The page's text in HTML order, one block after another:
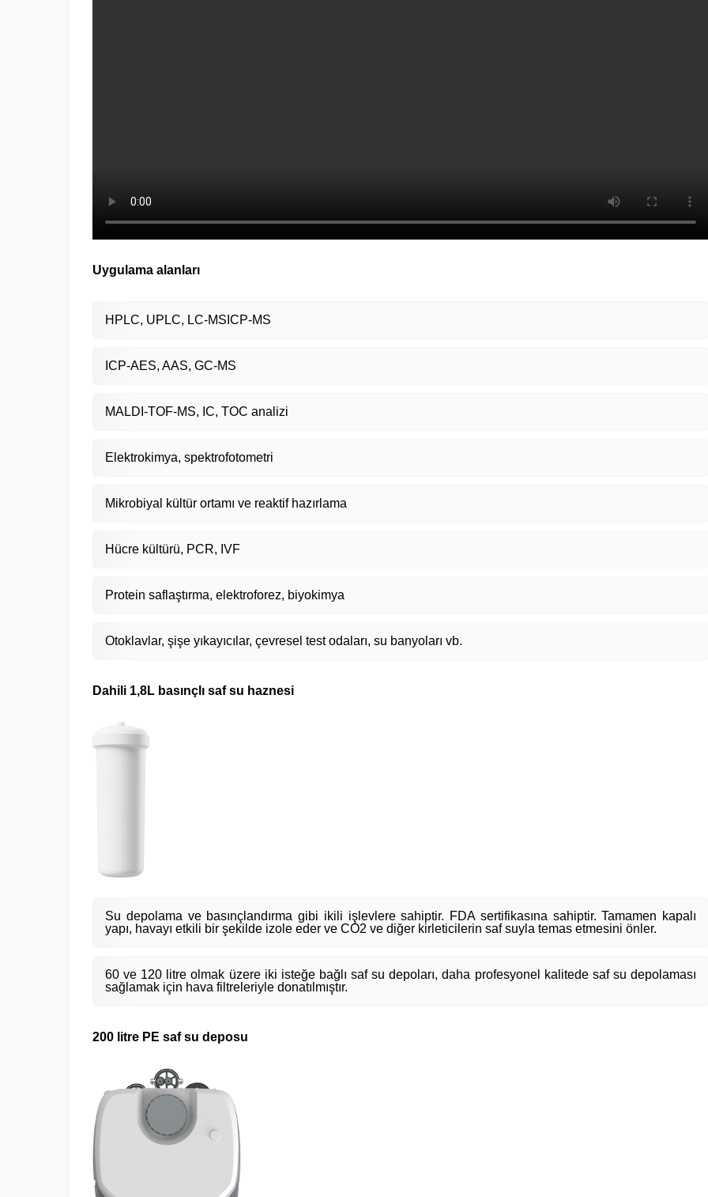
Uygulama alanları
HPLC, UPLC, LC-MSICP-MS
ICP-AES, AAS, GC-MS
MALDI-TOF-MS, IC, TOC analizi
Elektrokimya, spektrofotometri
Mikrobiyal kültür ortamı ve reaktif hazırlama
Hücre kültürü, PCR, IVF
Protein saflaştırma, elektroforez, biyokimya
Otoklavlar, şişe yıkayıcılar, çevresel test odaları, su banyoları vb.
Dahili 1,8L basınçlı saf su haznesi
Su depolama ve basınçlandırma gibi ikili işlevlere sahiptir. FDA sertifikasına sahiptir. Tamamen kapalı
yapı, havayı etkili bir şekilde izole eder ve CO2 ve diğer kirleticilerin saf suyla temas etmesini önler.
60 ve 120 litre olmak üzere iki isteğe bağlı saf su depoları, daha profesyonel kalitede saf su depolaması
sağlamak için hava filtreleriyle donatılmıştır.
200 litre PE saf su deposu